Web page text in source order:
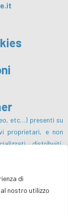
di
nostro utilizzo
etc…) presenti su
proprietari, e non
distribuiti,
autorizzazione da
rispettivi proprietari